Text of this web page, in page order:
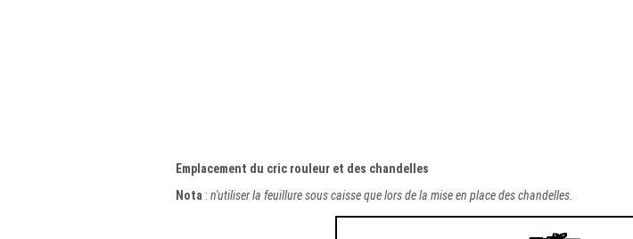
Emplacement du cric rouleur et des chandelles
Nota : n'utiliser la feuillure sous caisse que lors de la mise en place des chandelles.